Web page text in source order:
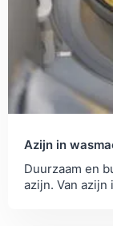
Azijn in
Duurzaam en
azijn. Van